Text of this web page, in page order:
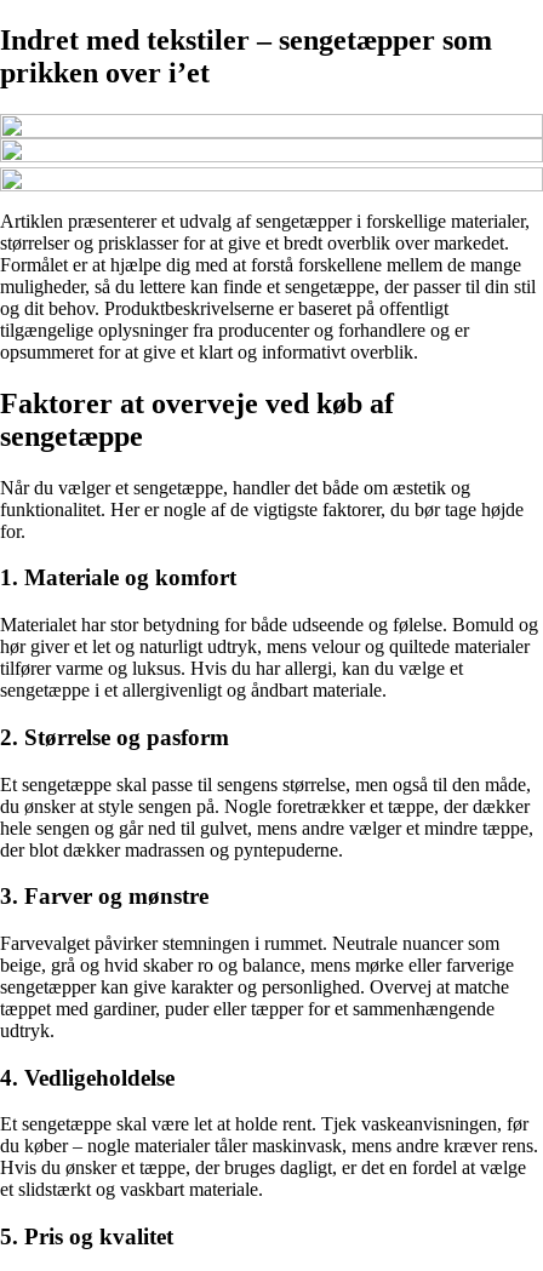
Indret med tekstiler – sengetæpper som
prikken over i’et
Artiklen præsenterer et udvalg af sengetæpper i forskellige materialer,
størrelser og prisklasser for at give et bredt overblik over markedet.
Formålet er at hjælpe dig med at forstå forskellene mellem de mange
muligheder, så du lettere kan finde et sengetæppe, der passer til din stil
og dit behov. Produktbeskrivelserne er baseret på offentligt
tilgængelige oplysninger fra producenter og forhandlere og er
opsummeret for at give et klart og informativt overblik.
Faktorer at overveje ved køb af
sengetæppe
Når du vælger et sengetæppe, handler det både om æstetik og
funktionalitet. Her er nogle af de vigtigste faktorer, du bør tage højde
for.
1. Materiale og komfort
Materialet har stor betydning for både udseende og følelse. Bomuld og
hør giver et let og naturligt udtryk, mens velour og quiltede materialer
tilfører varme og luksus. Hvis du har allergi, kan du vælge et
sengetæppe i et allergivenligt og åndbart materiale.
2. Størrelse og pasform
Et sengetæppe skal passe til sengens størrelse, men også til den måde,
du ønsker at style sengen på. Nogle foretrækker et tæppe, der dækker
hele sengen og går ned til gulvet, mens andre vælger et mindre tæppe,
der blot dækker madrassen og pyntepuderne.
3. Farver og mønstre
Farvevalget påvirker stemningen i rummet. Neutrale nuancer som
beige, grå og hvid skaber ro og balance, mens mørke eller farverige
sengetæpper kan give karakter og personlighed. Overvej at matche
tæppet med gardiner, puder eller tæpper for et sammenhængende
udtryk.
4. Vedligeholdelse
Et sengetæppe skal være let at holde rent. Tjek vaskeanvisningen, før
du køber – nogle materialer tåler maskinvask, mens andre kræver rens.
Hvis du ønsker et tæppe, der bruges dagligt, er det en fordel at vælge
et slidstærkt og vaskbart materiale.
5. Pris og kvalitet